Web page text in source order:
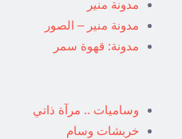
مدونة منير
مدونة منير – الصور
مدونة: قهوة سمر
وساميات .. مرآة ذاتي
خربشات وسام